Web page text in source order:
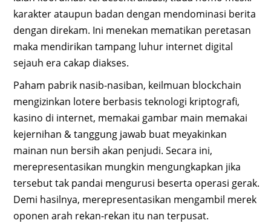
karakter ataupun badan dengan mendominasi berita
dengan direkam. Ini menekan mematikan peretasan
maka mendirikan tampang luhur internet digital
sejauh era cakap diakses.
Paham pabrik nasib-nasiban, keilmuan blockchain
mengizinkan lotere berbasis teknologi kriptografi,
kasino di internet, memakai gambar main memakai
kejernihan & tanggung jawab buat meyakinkan
mainan nun bersih akan penjudi. Secara ini,
merepresentasikan mungkin mengungkapkan jika
tersebut tak pandai mengurusi beserta operasi gerak.
Demi hasilnya, merepresentasikan mengambil merek
oponen arah rekan-rekan itu nan terpusat.